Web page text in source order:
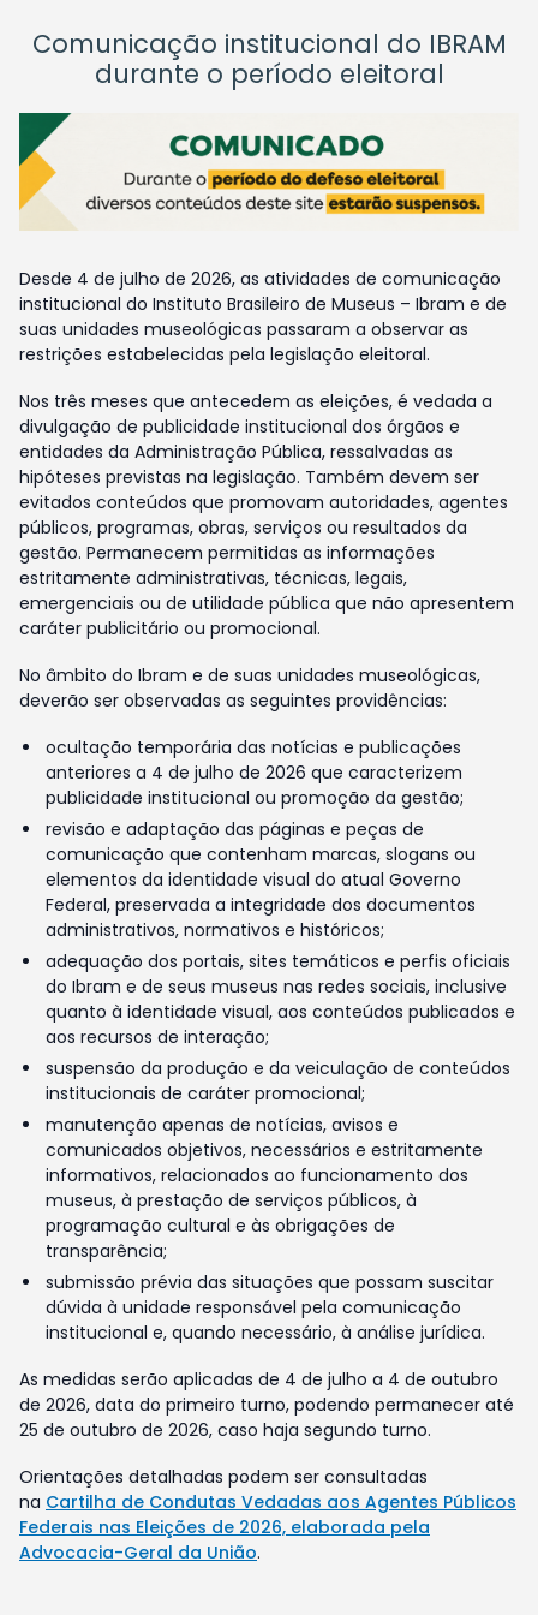
Comunicação institucional do IBRAM
durante o período eleitoral
Desde 4 de julho de 2026, as atividades de comunicação
institucional do Instituto Brasileiro de Museus – Ibram e de
suas unidades museológicas passaram a observar as
restrições estabelecidas pela legislação eleitoral.
Nos três meses que antecedem as eleições, é vedada a
divulgação de publicidade institucional dos órgãos e
entidades da Administração Pública, ressalvadas as
hipóteses previstas na legislação. Também devem ser
evitados conteúdos que promovam autoridades, agentes
públicos, programas, obras, serviços ou resultados da
gestão. Permanecem permitidas as informações
estritamente administrativas, técnicas, legais,
emergenciais ou de utilidade pública que não apresentem
caráter publicitário ou promocional.
No âmbito do Ibram e de suas unidades museológicas,
deverão ser observadas as seguintes providências:
ocultação temporária das notícias e publicações
anteriores a 4 de julho de 2026 que caracterizem
publicidade institucional ou promoção da gestão;
revisão e adaptação das páginas e peças de
comunicação que contenham marcas, slogans ou
elementos da identidade visual do atual Governo
Federal, preservada a integridade dos documentos
administrativos, normativos e históricos;
adequação dos portais, sites temáticos e perfis oficiais
do Ibram e de seus museus nas redes sociais, inclusive
quanto à identidade visual, aos conteúdos publicados e
aos recursos de interação;
suspensão da produção e da veiculação de conteúdos
institucionais de caráter promocional;
manutenção apenas de notícias, avisos e
comunicados objetivos, necessários e estritamente
informativos, relacionados ao funcionamento dos
museus, à prestação de serviços públicos, à
programação cultural e às obrigações de
transparência;
submissão prévia das situações que possam suscitar
dúvida à unidade responsável pela comunicação
institucional e, quando necessário, à análise jurídica.
As medidas serão aplicadas de 4 de julho a 4 de outubro
de 2026, data do primeiro turno, podendo permanecer até
25 de outubro de 2026, caso haja segundo turno.
Orientações detalhadas podem ser consultadas
na Cartilha de Condutas Vedadas aos Agentes Públicos
Federais nas Eleições de 2026, elaborada pela
Advocacia-Geral da União.